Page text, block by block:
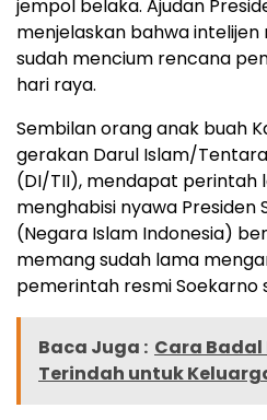
jempol belaka. Ajudan
menjelaskan bahwa
sudah mencium rencana
hari raya.
Sembilan orang anak buah
gerakan Darul Islam/
(DI/TII), mendapat perintah
menghabisi nyawa Presiden
(Negara Islam Indonesia)
memang sudah lama
pemerintah resmi Soekarno
Baca Juga : Cara Badal
Terindah untuk